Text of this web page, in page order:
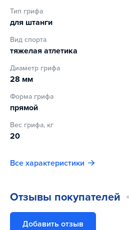
Тип грифа
для штанги
Вид спорта
тяжелая атлетика
Диаметр грифа
28 мм
Форма грифа
прямой
Вес грифа, кг
20
Все характеристики
Отзывы покупателей
Добавить отзыв